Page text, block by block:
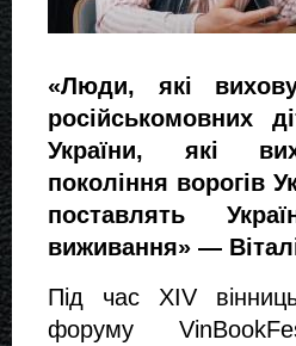
«Люди, які
російськомовних
України, які
покоління ворогів
поставлять
виживання» —
Під час XIV
форуму